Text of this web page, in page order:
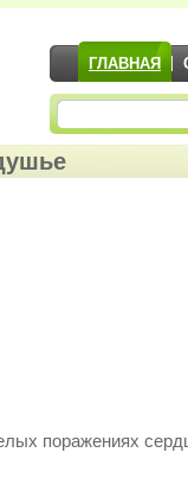
ГЛАВНАЯ
поражениях